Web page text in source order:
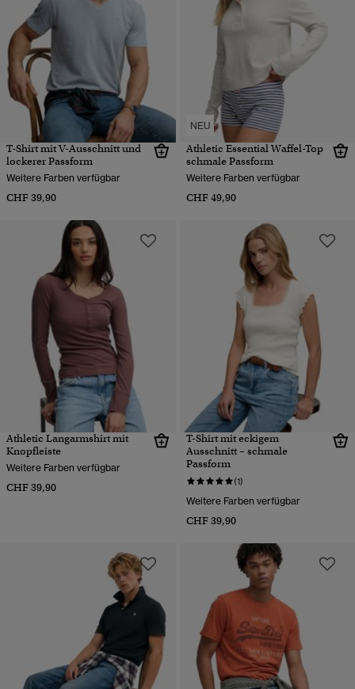
T-Shirt mit V-Ausschnitt und
lockerer Passform
Weitere Farben verfügbar
CHF 39,90
NEU
Athletic Essential Waffel-Top
schmale Passform
Weitere Farben verfügbar
CHF 49,90
Athletic Langarmshirt mit
Knopfleiste
Weitere Farben verfügbar
CHF 39,90
T-Shirt mit eckigem
Ausschnitt – schmale
Passform
(1)
Weitere Farben verfügbar
CHF 39,90